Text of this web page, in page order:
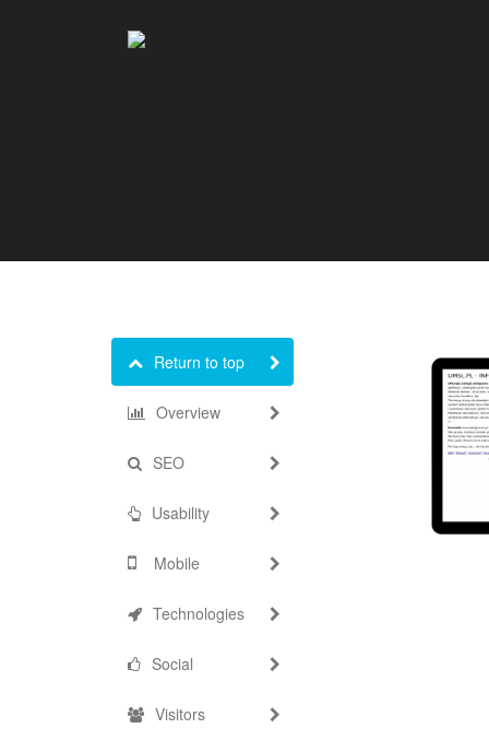
Return to top
Overview
SEO
Usability
Mobile
Technologies
Social
Visitors